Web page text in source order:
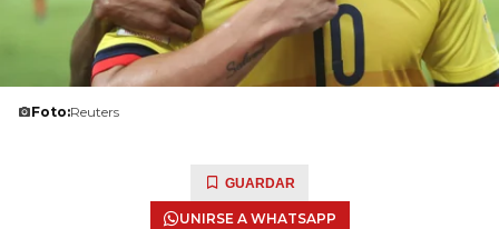
Foto:Reuters
GUARDAR
UNIRSE A WHATSAPP